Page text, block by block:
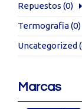
Repuestos (0)
Termografia(0)
Uncategorized
Marcas